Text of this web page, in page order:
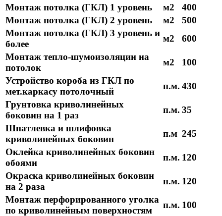
Монтаж потолка (ГКЛ) 1 уровень
м2
400
Монтаж потолка (ГКЛ) 2 уровень
м2
500
Монтаж потолка (ГКЛ) 3 уровень и
более
м2
600
Монтаж тепло-шумоизоляции на
потолок
м2
100
Устройство короба из ГКЛ по
мет.каркасу потолочный
п.м. 430
Грунтовка криволинейных
боковин на 1 раз
п.м. 35
Шпатлевка и шлифовка
криволинейных боковин
п.м 245
Оклейка криволинейных боковин
обоями
п.м. 120
Окраска криволинейных боковин
на 2 раза
п.м. 120
Монтаж перфорированного уголка
по криволинейным поверхностям
п.м. 100